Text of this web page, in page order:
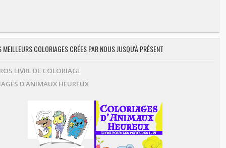
MEILLEURS COLORIAGES CRÉES PAR NOUS JUSQU'À PRÉSENT
LIVRE DE COLORIAGE
D'ANIMAUX HEUREUX